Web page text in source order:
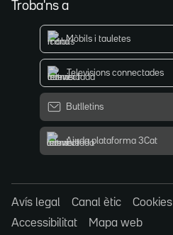
Troba'ns a
Mòbils i tauletes
Televisions connectades
Butlletins
Ajuda plataforma 3Cat
Avís legal Canal ètic Cookies
Accessibilitat
Mapa web